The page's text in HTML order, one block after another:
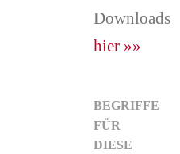
Downloads
hier »»
BEGRIFFE
FÜR
DIESE